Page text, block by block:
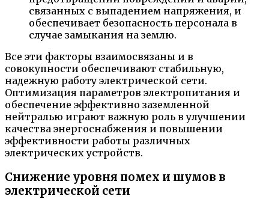
связанных с выпадением напряжения, и
обеспечивает безопасность персонала в
случае замыкания на землю.
Все эти факторы взаимосвязаны и в
совокупности обеспечивают стабильную,
надежную работу электрической сети.
Оптимизация параметров электропитания и
обеспечение эффективно заземленной
нейтралью играют важную роль в улучшении
качества энергоснабжения и повышении
эффективности работы различных
электрических устройств.
Снижение уровня помех и шумов в
электрической сети